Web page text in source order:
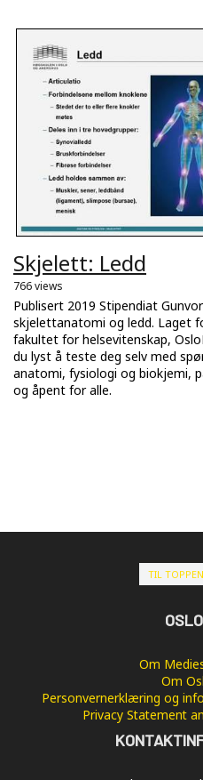
Skjelett: Ledd
766 views
Publisert 2019 Stipendiat
skjelettanatomi og ledd. Laget
fakultet for helsevitenskap,
du lyst å teste deg selv med
anatomi, fysiologi og biokjemi,
og åpent for alle.
TIL
Om
Om
Personvernerklæring og
Privacy Statement